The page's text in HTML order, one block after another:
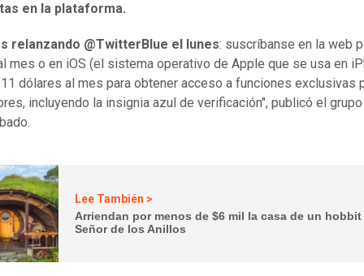
en la plataforma.
relanzando @TwitterBlue el lunes: suscríbanse en la web
mes o en iOS (el sistema operativo de Apple que se usa en
dólares al mes para obtener acceso a funciones exclusivas
incluyendo la insignia azul de verificación", publicó el grupo
Lee También >
Arriendan por menos de $6 mil la casa de un hobbit
Señor de los Anillos